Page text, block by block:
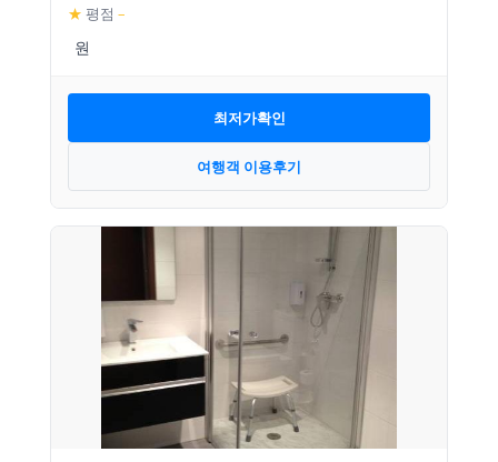
★ 평점 –
최저가확인
여행객 이용후기